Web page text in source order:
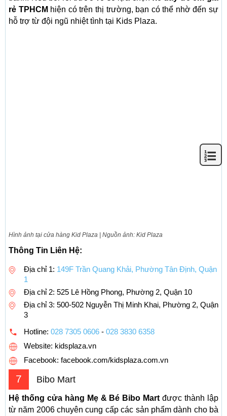
rẻ TPHCM hiện có trên thị trường, bạn có thể nhờ đến sự
hỗ trợ từ đội ngũ nhiệt tình tại Kids Plaza.
Hình ảnh tại cửa hàng Kid Plaza | Nguồn ảnh: Kid Plaza
Thông Tin Liên Hệ:
Địa chỉ 1: 149F Trần Quang Khải, Phường Tân Định, Quận
1
Địa chỉ 2: 525 Lê Hồng Phong, Phường 2, Quận 10
Địa chỉ 3: 500-502 Nguyễn Thị Minh Khai, Phường 2, Quận
3
Hotline: 028 7305 0606 - 028 3830 6358
Website: kidsplaza.vn
Facebook: facebook.com/kidsplaza.com.vn
7 Bibo Mart
Hệ thống cửa hàng Mẹ & Bé Bibo Mart được thành lập
từ năm 2006 chuyên cung cấp các sản phẩm dành cho bà